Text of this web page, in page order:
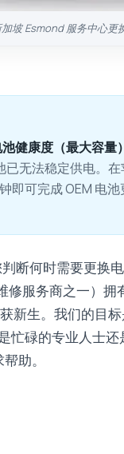
坡 Esmond 服务中心更
健康度（最大容量
无法稳定供电。
即可完成 OEM 电
断何时需要更换
服务商之一）拥
新生。我们的目标
忙碌的专业人士
助。